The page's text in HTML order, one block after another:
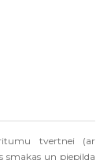
tvertnei (ar
smakas un piepilda